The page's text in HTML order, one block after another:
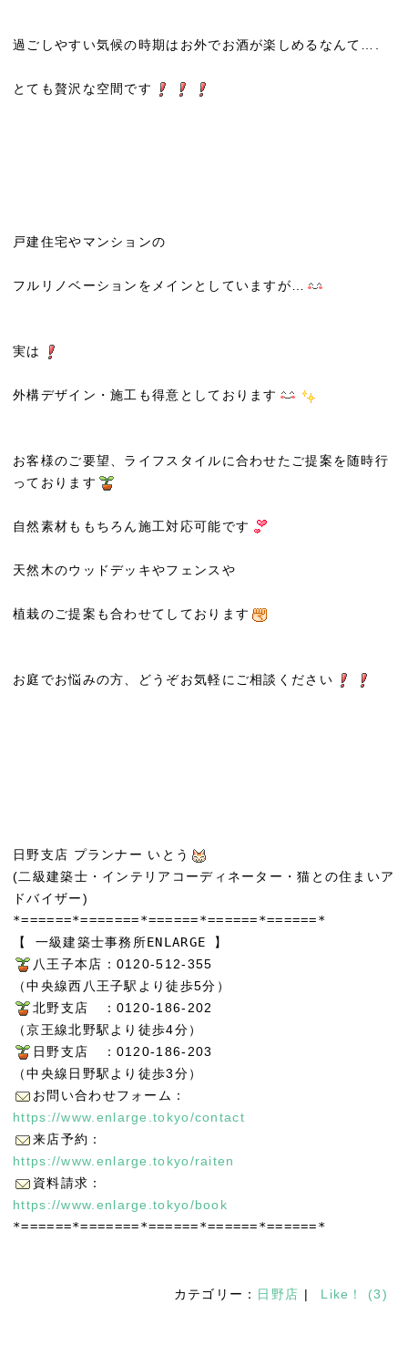
過ごしやすい気候の時期はお外でお酒が楽しめるなんて….
とても贅沢な空間です
戸建住宅やマンションの
フルリノベーションをメインとしていますが…
実は
外構デザイン・施工も得意としております
お客様のご要望、ライフスタイルに合わせたご提案を随時行
っております
自然素材ももちろん施工対応可能です
天然木のウッドデッキやフェンスや
植栽のご提案も合わせてしております
お庭でお悩みの方、どうぞお気軽にご相談ください
日野支店 プランナー いとう
(二級建築士・インテリアコーディネーター・猫との住まいア
ドバイザー)
*======*=======*======*======*======*
【 一級建築士事務所ENLARGE 】
八王子本店：0120-512-355
（中央線西八王子駅より徒歩5分）
北野支店 ：0120-186-202
（京王線北野駅より徒歩4分）
日野支店 ：0120-186-203
（中央線日野駅より徒歩3分）
お問い合わせフォーム：
https://www.enlarge.tokyo/contact
来店予約：
https://www.enlarge.tokyo/raiten
資料請求：
https://www.enlarge.tokyo/book
*======*=======*======*======*======*
カテゴリー： 日野店 | Like！ (3)